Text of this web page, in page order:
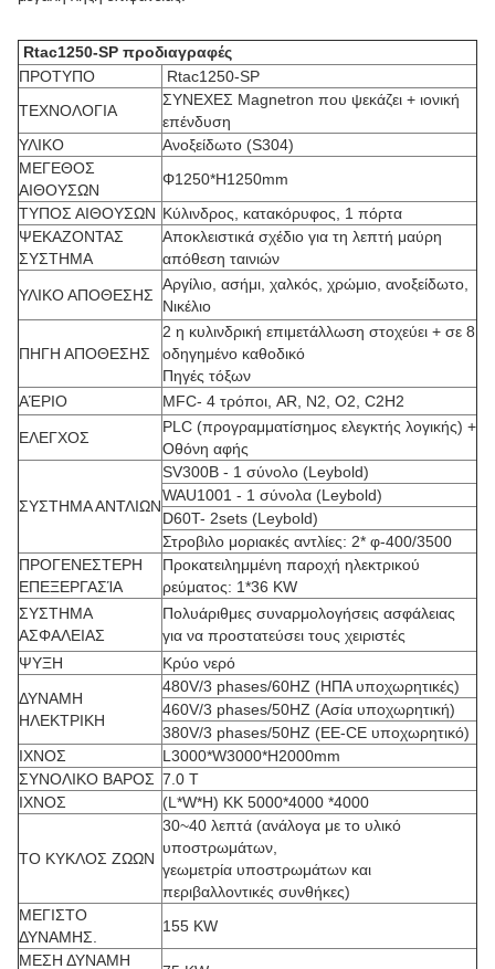
Rtac1250-SP προδιαγραφές
ΠΡΟΤΥΠΟ
Rtac1250-SP
ΤΕΧΝΟΛΟΓΙΑ
ΣΥΝΕΧΕΣ Magnetron που ψεκάζει + ιονική
επένδυση
ΥΛΙΚΟ
Ανοξείδωτο (S304)
ΜΕΓΕΘΟΣ
ΑΙΘΟΥΣΩΝ
Φ1250*H1250mm
ΤΥΠΟΣ ΑΙΘΟΥΣΩΝ Κύλινδρος, κατακόρυφος, 1 πόρτα
ΨΕΚΑΖΟΝΤΑΣ
ΣΥΣΤΗΜΑ
Αποκλειστικά σχέδιο για τη λεπτή μαύρη
απόθεση ταινιών
ΥΛΙΚΟ ΑΠΟΘΕΣΗΣ
Αργίλιο, ασήμι, χαλκός, χρώμιο, ανοξείδωτο,
Νικέλιο
ΠΗΓΗ ΑΠΟΘΕΣΗΣ
2 η κυλινδρική επιμετάλλωση στοχεύει + σε 8
οδηγημένο καθοδικό
Πηγές τόξων
ΑΈΡΙΟ
MFC- 4 τρόποι, AR, Ν2, Ο2, C2H2
ΕΛΕΓΧΟΣ
PLC (προγραμματίσημος ελεγκτής λογικής) +
Οθόνη αφής
ΣΥΣΤΗΜΑ ΑΝΤΛΙΩΝ
SV300B - 1 σύνολο (Leybold)
WAU1001 - 1 σύνολα (Leybold)
D60T- 2sets (Leybold)
Στροβιλο μοριακές αντλίες: 2* φ-400/3500
ΠΡΟΓΕΝΕΣΤΕΡΗ
ΕΠΕΞΕΡΓΑΣΊΑ
Προκατειλημμένη παροχή ηλεκτρικού
ρεύματος: 1*36 KW
ΣΥΣΤΗΜΑ
ΑΣΦΑΛΕΙΑΣ
Πολυάριθμες συναρμολογήσεις ασφάλειας
για να προστατεύσει τους χειριστές
ΨΥΞΗ
Κρύο νερό
ΔΥΝΑΜΗ
ΗΛΕΚΤΡΙΚΗ
480V/3 phases/60HZ (ΗΠΑ υποχωρητικές)
460V/3 phases/50HZ (Ασία υποχωρητική)
380V/3 phases/50HZ (ΕΕ-CE υποχωρητικό)
ΙΧΝΟΣ
L3000*W3000*H2000mm
ΣΥΝΟΛΙΚΟ ΒΑΡΟΣ 7.0 Τ
ΙΧΝΟΣ
(L*W*H) ΚΚ 5000*4000 *4000
ΤΟ ΚΥΚΛΟΣ ΖΩΩΝ
30~40 λεπτά (ανάλογα με το υλικό
υποστρωμάτων,
γεωμετρία υποστρωμάτων και
περιβαλλοντικές συνθήκες)
ΜΕΓΙΣΤΟ
ΔΥΝΑΜΗΣ.
155 KW
ΜΕΣΗ ΔΥΝΑΜΗ